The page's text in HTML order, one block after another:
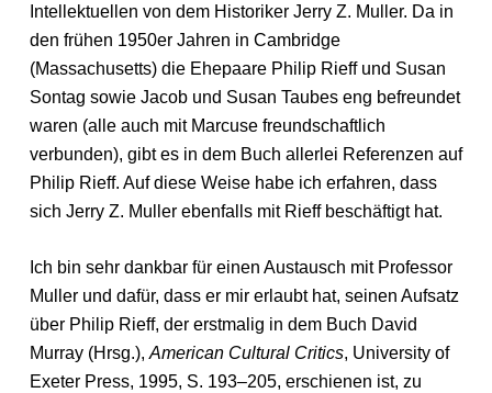
Intellektuellen von dem Historiker Jerry Z. Muller. Da in
den frühen 1950er Jahren in Cambridge
(Massachusetts) die Ehepaare Philip Rieff und Susan
Sontag sowie Jacob und Susan Taubes eng befreundet
waren (alle auch mit Marcuse freundschaftlich
verbunden), gibt es in dem Buch allerlei Referenzen auf
Philip Rieff. Auf diese Weise habe ich erfahren, dass
sich Jerry Z. Muller ebenfalls mit Rieff beschäftigt hat.
Ich bin sehr dankbar für einen Austausch mit Professor
Muller und dafür, dass er mir erlaubt hat, seinen Aufsatz
über Philip Rieff, der erstmalig in dem Buch David
Murray (Hrsg.), American Cultural Critics, University of
Exeter Press, 1995, S. 193–205, erschienen ist, zu